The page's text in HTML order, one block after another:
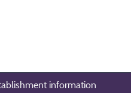
information